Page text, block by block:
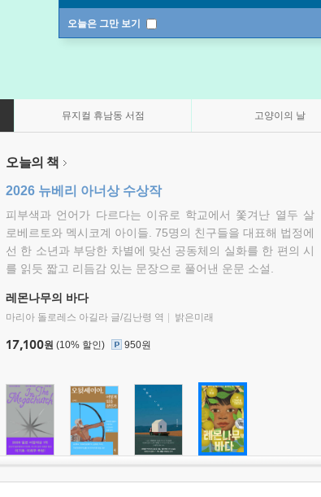
오늘은 그만 보기
뮤지컬 휴남동 서점 고양이의 날
오늘의 책
2026 뉴베리 아너상 수상작
피부색과 언어가 다르다는 이유로 학교에서 쫓겨난 열두 살
로베르토와 멕시코계 아이들. 75명의 친구들을 대표해 법정에
선 한 소년과 부당한 차별에 맞선 공동체의 실화를 한 편의 시
를 읽듯 짧고 리듬감 있는 문장으로 풀어낸 운문 소설.
레몬나무의 바다
마리아 돌로레스 아길라 글/김난령 역 밝은미래
17,100원 (10% 할인) 950원